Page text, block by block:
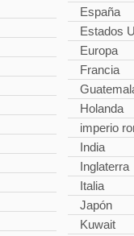
España
Estados
Europa
Francia
Holanda
imperio
India
Inglaterra
Italia
Japón
Kuwait